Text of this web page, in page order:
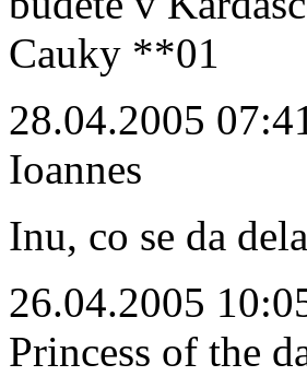
Cauky **01
28.04.2005
Ioannes
Inu, co se da
26.04.2005
Princess of the